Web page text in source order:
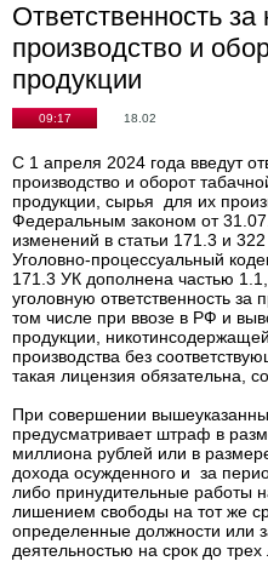
Ответственность
производство и
продукции
09:17 18.02
С 1 апреля 2024 года введут
производство и оборот
продукции, сырья для их
Федеральным законом от
изменений в статьи 171.3 и
Уголовно-процессуальный
171.3 УК дополнена частью
уголовную ответственность за
том числе при ввозе в РФ и
продукции,
производства без
такая лицензия обязательна,
При совершении
предусматривает штраф в
миллиона рублей или в
дохода осужденного и за
либо принудительные работы
лишением свободы на тот же
определенные должности или
деятельностью на срок до трех